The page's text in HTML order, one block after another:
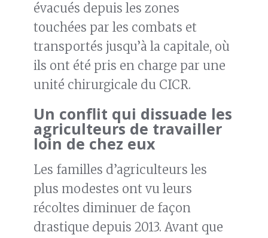
évacués depuis les zones
touchées par les combats et
transportés jusqu’à la capitale, où
ils ont été pris en charge par une
unité chirurgicale du CICR.
Un conflit qui dissuade les
agriculteurs de travailler
loin de chez eux
Les familles d’agriculteurs les
plus modestes ont vu leurs
récoltes diminuer de façon
drastique depuis 2013. Avant que